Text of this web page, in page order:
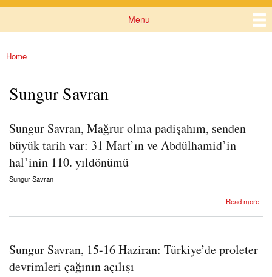
Menu
You are here
Home
Sungur Savran
Sungur Savran, Mağrur olma padişahım, senden
büyük tarih var: 31 Mart’ın ve Abdülhamid’in
hal’inin 110. yıldönümü
Sungur Savran
Read more
about Sungur Savran, Mağrur olma padişahım, senden büyük tarih var: 31 Mart’ın ve
Sungur Savran, 15-16 Haziran: Türkiye’de proleter
devrimleri çağının açılışı